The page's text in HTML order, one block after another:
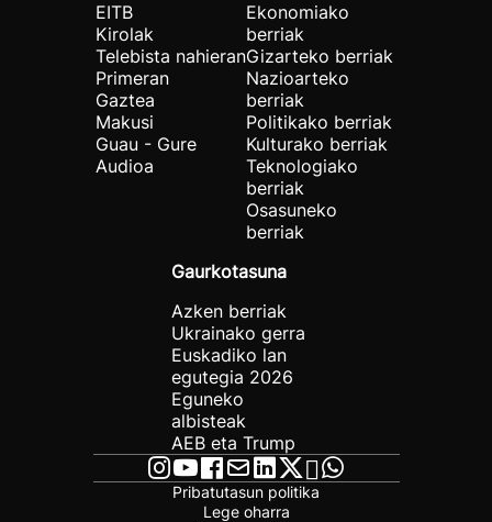
EITB
Kirolak
Telebista nahieran
Primeran
Gaztea
Makusi
Guau - Gure
Audioa
Ekonomiako
berriak
Gizarteko berriak
Nazioarteko
berriak
Politikako berriak
Kulturako berriak
Teknologiako
berriak
Osasuneko
berriak
Gaurkotasuna
Azken berriak
Ukrainako gerra
Euskadiko lan
egutegia 2026
Eguneko
albisteak
AEB eta Trump
Pribatutasun politika
Lege oharra